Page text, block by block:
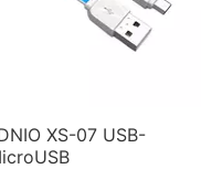
XS-07 USB-